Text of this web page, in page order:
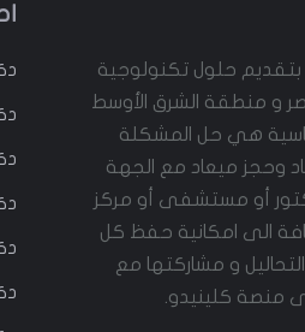
حلول تكنولوجية
و منطقة الشرق الأوسط
هي حل المشكلة
وحجز ميعاد مع الجهة
أو مستشفى أو مركز
الى امكانية حفظ كل
و مشاركتها مع
منصة كلينيدو.